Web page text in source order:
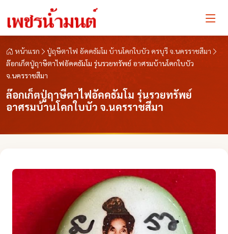
หน้าแรก
ปู่ฤษีตาไฟ อัคคธัมโม บ้านโคกใบบัว ครบุรี จ.นครราชสีมา
ล๊อกเก็ตปู่ฤาษีตาไฟอัคคธัมโม รุ่นรวยทรัพย์ อาศรมบ้านโคกใบบัว
จ.นครราชสีมา
ล๊อกเก็ตปู่ฤาษีตาไฟอัคคธัมโม รุ่นรวยทรัพย์
อาศรมบ้านโคกใบบัว จ.นครราชสีมา